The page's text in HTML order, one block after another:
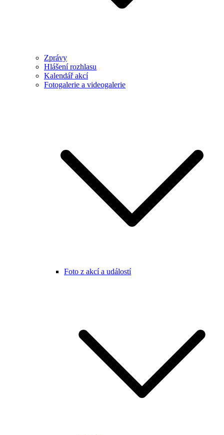
Zprávy
Hlášení rozhlasu
Kalendář akcí
Fotogalerie a videogalerie
Foto z akcí a událostí